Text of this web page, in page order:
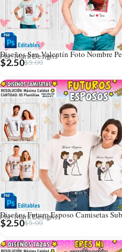
Por: Mark Designs
$5.00
$2.50
Por: Mark Designs
$5.00
$2.50